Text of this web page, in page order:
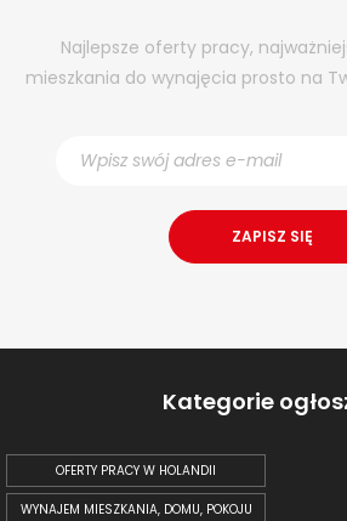
Najlepsze oferty pracy,
mieszkania do wynajęcia prosto na
Kategorie
OFERTY PRACY W HOLANDII
WYNAJEM MIESZKANIA, DOMU, POKOJU